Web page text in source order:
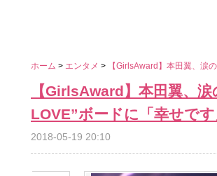
ホーム > エンタメ > 【GirlsAward】本田翼、涙
【GirlsAward】本田翼、
LOVE”ボードに「幸せで
2018-05-19 20:10